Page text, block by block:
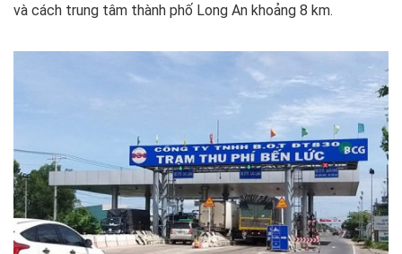
và cách trung tâm thành phố Long An khoảng 8 km.